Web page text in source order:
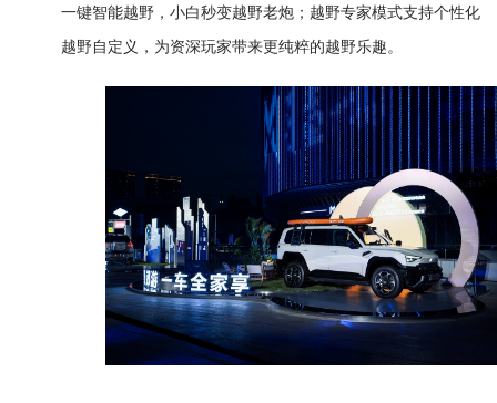
一键智能越野，小白秒变越野老炮；越野专家模式支持个性化
越野自定义，为资深玩家带来更纯粹的越野乐趣。